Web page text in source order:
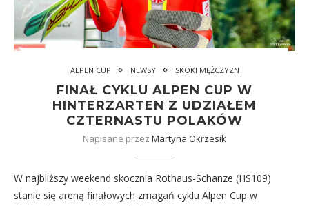
ALPEN CUP NEWSY SKOKI MĘŻCZYZN
FINAŁ CYKLU ALPEN CUP W
HINTERZARTEN Z UDZIAŁEM
CZTERNASTU POLAKÓW
Napisane przez Martyna Okrzesik
W najbliższy weekend skocznia Rothaus-Schanze (HS109)
stanie się areną finałowych zmagań cyklu Alpen Cup w